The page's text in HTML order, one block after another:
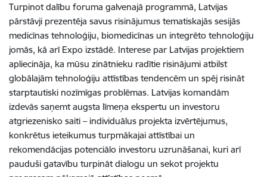
Turpinot dalību foruma galvenajā programmā, Latvijas
pārstāvji prezentēja savus risinājumus tematiskajās sesijās
medicīnas tehnoloģiju, biomedicīnas un integrēto tehnoloģiju
jomās, kā arī Expo izstādē. Interese par Latvijas projektiem
apliecināja, ka mūsu zinātnieku radītie risinājumi atbilst
globālajām tehnoloģiju attīstības tendencēm un spēj risināt
starptautiski nozīmīgas problēmas. Latvijas komandām
izdevās saņemt augsta līmeņa ekspertu un investoru
atgriezenisko saiti – individuālus projekta izvērtējumus,
konkrētus ieteikumus turpmākajai attīstībai un
rekomendācijas potenciālo investoru uzrunāšanai, kuri arī
pauduši gatavību turpināt dialogu un sekot projektu